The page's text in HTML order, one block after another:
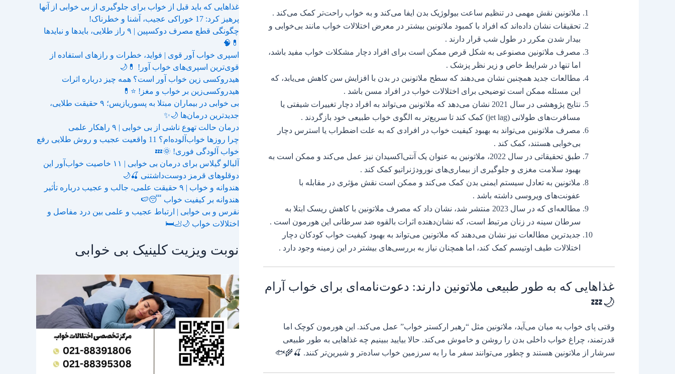
ملاتونین نقش مهمی در تنظیم ساعت بیولوژیک بدن ایفا می‌کند و به خواب راحت‌تر کمک می‌کند .
تحقیقات نشان داده‌اند که افراد با کمبود ملاتونین بیشتر در معرض اختلالات خواب مانند بی‌خوابی و
بیدار شدن مکرر در طول شب قرار دارند .
مصرف ملاتونین مصنوعی به شکل قرص ممکن است برای افراد دچار مشکلات خواب مفید باشد،
اما تنها در شرایط خاص و زیر نظر پزشک .
مطالعات جدید همچنین نشان می‌دهند که سطح ملاتونین در بدن با افزایش سن کاهش می‌یابد، که
این مسئله ممکن است توضیحی برای اختلالات خواب در افراد مسن باشد .
نتایج پژوهشی در سال 2021 نشان می‌دهد که ملاتونین می‌تواند به افراد دچار تغییرات شیفتی یا
مسافرت‌های طولانی (jet lag) کمک کند تا سریع‌تر به الگوی خواب طبیعی خود بازگردند .
مصرف ملاتونین می‌تواند به بهبود کیفیت خواب در افرادی که به علت اضطراب یا استرس دچار
بی‌خوابی هستند، کمک کند .
طبق تحقیقاتی در سال 2022، ملاتونین به عنوان یک آنتی‌اکسیدان نیز عمل می‌کند و ممکن است به
بهبود سلامت مغزی و جلوگیری از بیماری‌های نورودژنراتیو کمک کند .
ملاتونین به تعادل سیستم ایمنی بدن کمک می‌کند و ممکن است نقش مؤثری در مقابله با
عفونت‌های ویروسی داشته باشد .
مطالعه‌ای که در سال 2023 منتشر شد، نشان داد که مصرف ملاتونین با کاهش ریسک ابتلا به
سرطان سینه در زنان مرتبط است، که نشان‌دهنده اثرات بالقوه ضد سرطانی این هورمون است .
جدیدترین مطالعات نیز نشان می‌دهند که ملاتونین می‌تواند به بهبود کیفیت خواب کودکان دچار
اختلالات طیف اوتیسم کمک کند، اما همچنان نیاز به بررسی‌های بیشتر در این زمینه وجود دارد .
غذاهایی که به طور طبیعی ملاتونین دارند: دعوت‌نامه‌ای برای خواب آرام
🌙💤
وقتی پای خواب به میان می‌آید، ملاتونین مثل “رهبر ارکستر خواب” عمل می‌کند. این هورمون کوچک اما
قدرتمند، چراغ خواب داخلی بدن را روشن و خاموش می‌کند. حالا بیایید ببینیم چه غذاهایی به طور طبیعی
سرشار از ملاتونین هستند و چطور می‌توانند سفر ما را به سرزمین خواب ساده‌تر و شیرین‌تر کنند. 🍒🌾🐟
غذاهایی که باید قبل از خواب برای جلوگیری از بی خوابی از آنها
پرهیز کرد: 17 خوراکی عجیب، آشنا و خطرناک!
چگونگی قطع مصرف دوکسپین | ۹ راز طلایی، بایدها و نبایدها
💊🧠
اسپری خواب آور قوی | فواید، خطرات و رازهای استفاده از
قوی‌ترین اسپری‌های خواب آور! 💊🌙
هیدروکسی زین خواب آور است؟ همه چیز درباره اثرات
هیدروکسی‌زین بر خواب و مغز! ⭐💊
بی خوابی در بیماران مبتلا به پسوریازیس؛ ۹ حقیقت طلایی،
جدیدترین درمان‌ها 🌙✨
درمان حالت تهوع ناشی از بی خوابی | ۹ راهکار علمی
چرا روزها خواب‌آلوده‌ام؟ 11 واقعیت عجیب و روش طلایی رفع
خواب آلودگی فوری! 🌞💤
آلبالو گیلاس برای درمان بی خوابی | ۱۱ خاصیت خواب‌آور این
دوقلوهای قرمز دوست‌داشتنی 🍒🌙
هندوانه و خواب | ۹ حقیقت علمی، جالب و عجیب درباره تأثیر
هندوانه بر کیفیت خواب 😴🍉
نقرس و بی خوابی | ارتباط عجیب و علمی بین درد مفاصل و
اختلالات خواب 🌙🦶🛏️
نوبت ویزیت کلینیک بی خوابی